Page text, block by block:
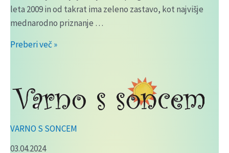
leta 2009 in od takrat ima zeleno zastavo, kot najvišje
mednarodno priznanje …
EKO
Preberi več »
VARNO S SONCEM
03.04.2024